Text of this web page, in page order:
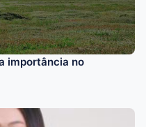
importância no